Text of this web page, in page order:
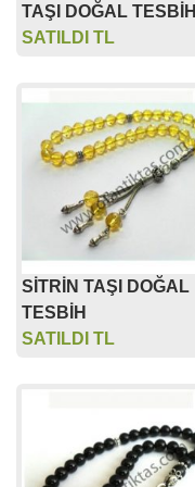
TAŞI DOĞAL TESBİH
SATILDI TL
SİTRİN TAŞI DOĞAL
TESBİH
SATILDI TL